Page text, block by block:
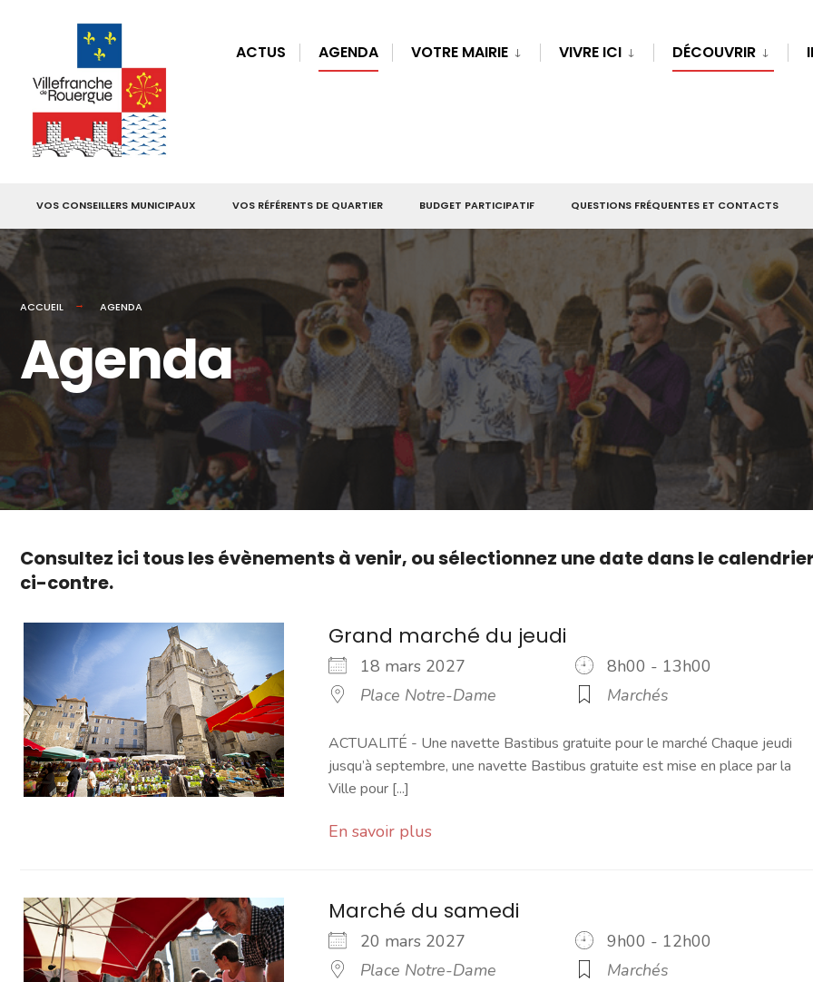
ACTUS AGENDA VOTRE MAIRIE VIVRE ICI DÉCOUVRIR
VOS CONSEILLERS MUNICIPAUX VOS RÉFÉRENTS DE QUARTIER BUDGET PARTICIPATIF QUESTIONS FRÉQUENTES ET CONTACTS
ACCUEIL AGENDA
Agenda
Consultez ici tous les évènements à venir, ou sélectionnez une date dans le
ci-contre.
Grand marché du jeudi
18 mars 2027
8h00 - 13h00
Place Notre-Dame
Marchés
ACTUALITÉ - Une navette Bastibus gratuite pour le marché Chaque jeudi
jusqu’à septembre, une navette Bastibus gratuite est mise en place par la
Ville pour [...]
En savoir plus
Marché du samedi
20 mars 2027
9h00 - 12h00
Place Notre-Dame
Marchés